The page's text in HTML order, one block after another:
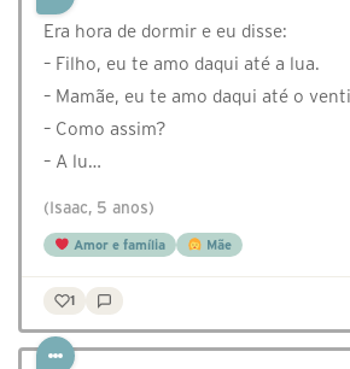
Era hora de dormir e eu disse:
– Filho, eu te amo daqui até a lua.
– Mamãe, eu te amo daqui até o
– Como assim?
– A lu…
(Isaac, 5 anos)
Amor e família Mãe
1